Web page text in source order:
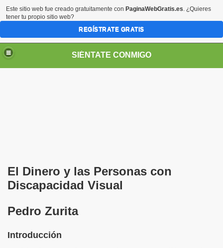
SIÉNTATE CONMIGO
El Dinero y las Personas con
Discapacidad Visual
Pedro Zurita
Introducción
(Pedro Zurita)
Este sitio web fue creado gratuitamente con PaginaWebGratis.es. ¿Quieres
tener tu propio sitio web?
REGÍSTRATE GRATIS